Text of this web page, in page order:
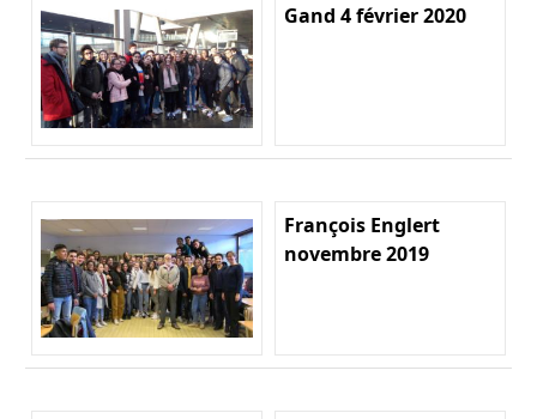
Gand 4 février 2020
François Englert
novembre 2019